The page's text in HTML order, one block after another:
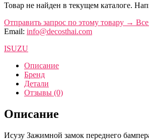
Товар не найден в текущем каталоге.
Отправить запрос по этому товару →
Email: info@decosthai.com
ISUZU
Описание
Бренд
Детали
Отзывы (0)
Описание
Исузу Зажимной замок переднего